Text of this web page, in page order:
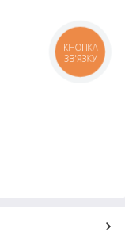
КНОПКА
ЗВ'ЯЗКУ